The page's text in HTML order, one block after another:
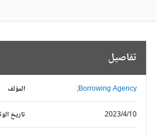
تفاصيل
المؤلف Borrowing Agency;
تاريخ الوثيقة 2023/4/10